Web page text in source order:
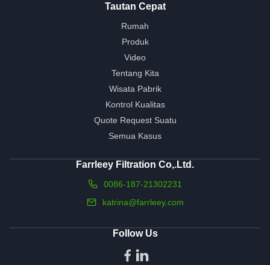
Tautan Cepat
Rumah
Produk
Video
Tentang Kita
Wisata Pabrik
Kontrol Kualitas
Quote Request Suatu
Semua Kasus
Farrleey Filtration Co,.Ltd.
0086-187-21302231
katrina@farrleey.com
Follow Us